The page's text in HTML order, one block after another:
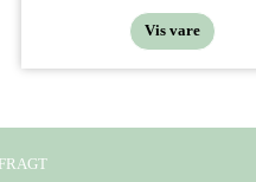
Vis vare